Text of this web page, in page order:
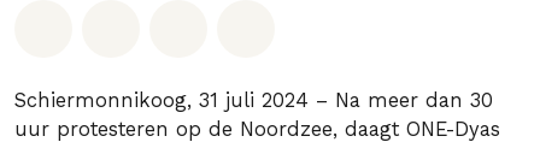
Schiermonnikoog, 31 juli 2024 – Na meer dan 30
uur protesteren op de Noordzee, daagt ONE-Dyas